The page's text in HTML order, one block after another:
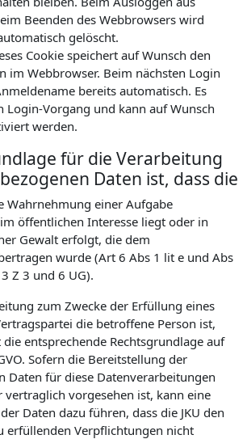
Beenden des Webbrowsers wird
gelöscht.
Cookie speichert auf Wunsch den
im Webbrowser. Beim nächsten Login
bereits automatisch. Es
Login-Vorgang und kann auf Wunsch
werden.
für die Verarbeitung
Daten ist, dass die
Wahrnehmung einer Aufgabe
öffentlichen Interesse liegt oder in
Gewalt erfolgt, die dem
wurde (Art 6 Abs 1 lit e und Abs
Z 3 und 6 UG).
zum Zwecke der Erfüllung eines
die betroffene Person ist,
entsprechende Rechtsgrundlage auf
Sofern die Bereitstellung der
Daten für diese Datenverarbeitungen
vorgesehen ist, kann eine
Daten dazu führen, dass die JKU den
erfüllenden Verpflichtungen nicht